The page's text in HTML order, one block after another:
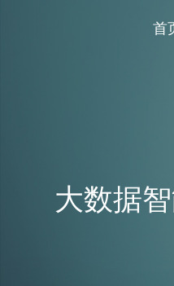
首
大数据